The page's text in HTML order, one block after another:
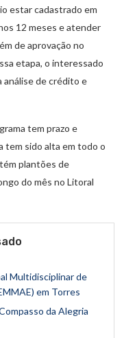
estar cadastrado em
12 meses e atender
de aprovação no
etapa, o interessado
análise de crédito e
tem prazo e
tem sido alta em todo o
plantões de
do mês no Litoral
Multidisciplinar de
em Torres
da Alegria